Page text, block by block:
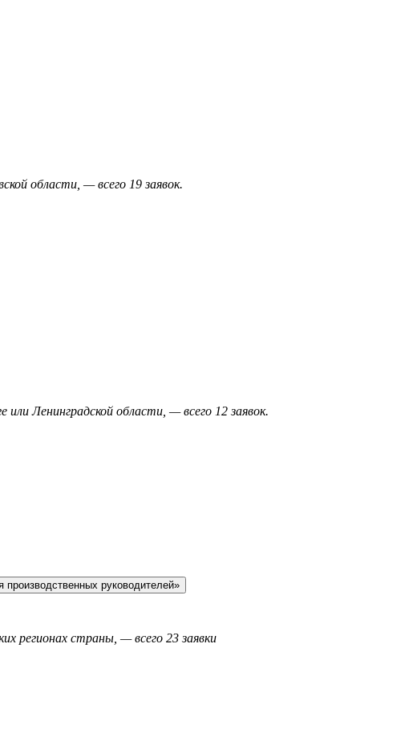
области, — всего 19 заявок.
Ленинградской области, — всего 12 заявок.
руководителей»
регионах страны, — всего 23 заявки